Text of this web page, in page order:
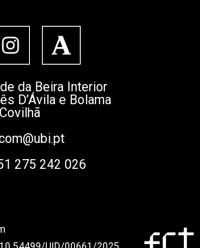
da Beira Interior
D’Ávila e Bolama
275 242 026